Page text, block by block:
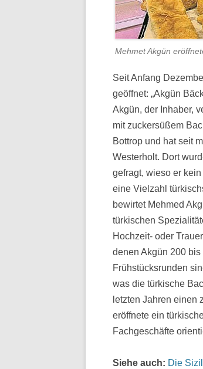
Mehmet Akgün
Seit Anfang
geöffnet: „Akgün
Akgün, der Inhaber,
mit zuckersüßem
Bottrop und hat seit
Westerholt. Dort
gefragt, wieso er
eine Vielzahl
bewirtet Mehmed
türkischen
Hochzeit- oder
denen Akgün 200
Frühstücksrunden
was die türkische
letzten Jahren einen
eröffnete ein
Fachgeschäfte
Siehe auch: Die